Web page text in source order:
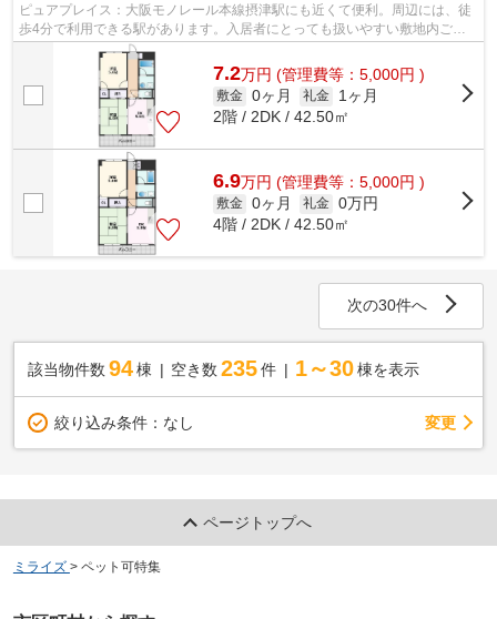
ピュアプレイス：大阪モノレール本線摂津駅にも近くて便利。周辺には、徒
歩4分で利用できる駅があります。入居者にとっても扱いやすい敷地内ごみ
置き場がついています。こちらはマンシ...
7.2万円 (管理費等：5,000円 )
敷金 0ヶ月 礼金
1ヶ月
2階 / 2DK / 42.50㎡
6.9万円 (管理費等：5,000円 )
敷金 0ヶ月 礼金 0万円
4階 / 2DK / 42.50㎡
次の30件へ
該当物件数 94棟 空き数 235 件 1～30 棟を表示
絞り込み条件： なし 変更
ページトップへ
ミライズ > ペット可特集